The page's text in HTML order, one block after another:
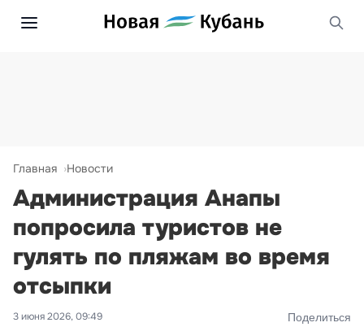
Главная Новости
Администрация Анапы
попросила туристов не
гулять по пляжам во время
отсыпки
3 июня 2026, 09:49 Поделиться